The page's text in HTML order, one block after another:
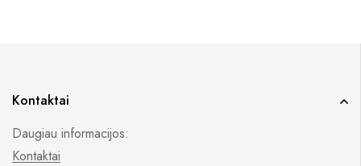
Kontaktai
Daugiau informacijos:
Kontaktai